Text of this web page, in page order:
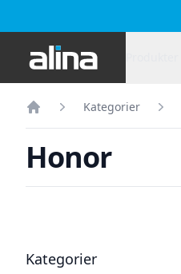
Alina.se
Hem
Kategorier
Honor
Filter
Kategorier